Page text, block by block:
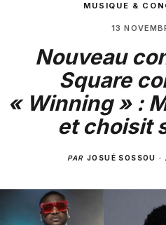
MUSIQUE &
13
Nouveau
Square
« Winning » :
et choisit
PARJOSUÉ SOSSOU ·